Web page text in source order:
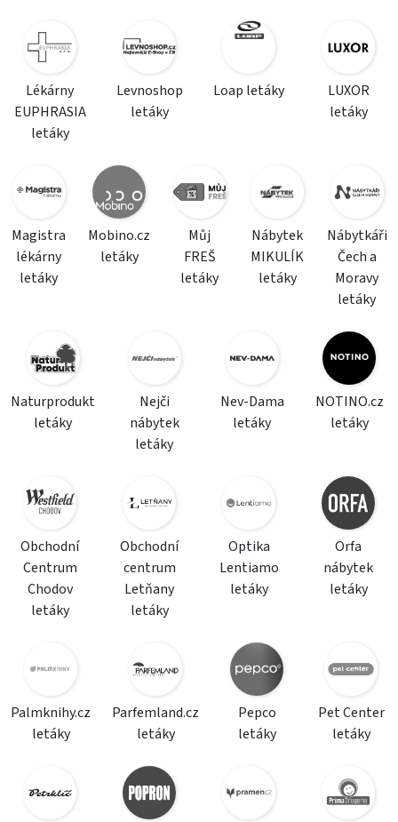
Lékárny
EUPHRASIA
letáky
Levnoshop
letáky
Loap letáky
LUXOR
letáky
Magistra
lékárny
letáky
Mobino.cz
letáky
Můj
FREŠ
letáky
Nábytek
MIKULÍK
letáky
Nábytkáři
Čech a
Moravy
letáky
Naturprodukt
letáky
Nejči
nábytek
letáky
Nev-Dama
letáky
NOTINO.cz
letáky
Obchodní
Centrum
Chodov
letáky
Obchodní
centrum
Letňany
letáky
Optika
Lentiamo
letáky
Orfa
nábytek
letáky
Palmknihy.cz
letáky
Parfemland.cz
letáky
Pepco
letáky
Pet Center
letáky